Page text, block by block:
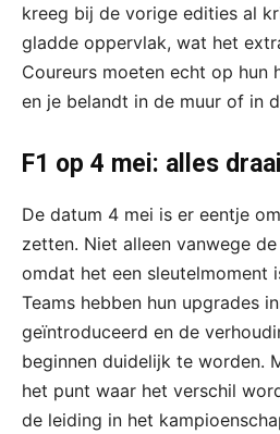
kreeg bij de vorige edities al
gladde oppervlak, wat het
Coureurs moeten echt op hun
en je belandt in de muur of in
F1 op 4 mei: alles
De datum 4 mei is er eentje
zetten. Niet alleen vanwege
omdat het een sleutelmoment
Teams hebben hun upgrades
geïntroduceerd en de
beginnen duidelijk te worden.
het punt waar het verschil
de leiding in het